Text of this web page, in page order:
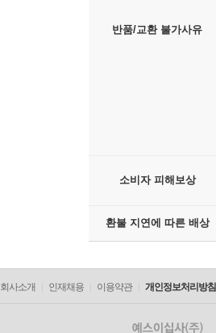
반품/교환 불가사유
소비자 피해보상
환불 지연에 따른 배상
회사소개 인재채용 이용약관 개인정보처리방침